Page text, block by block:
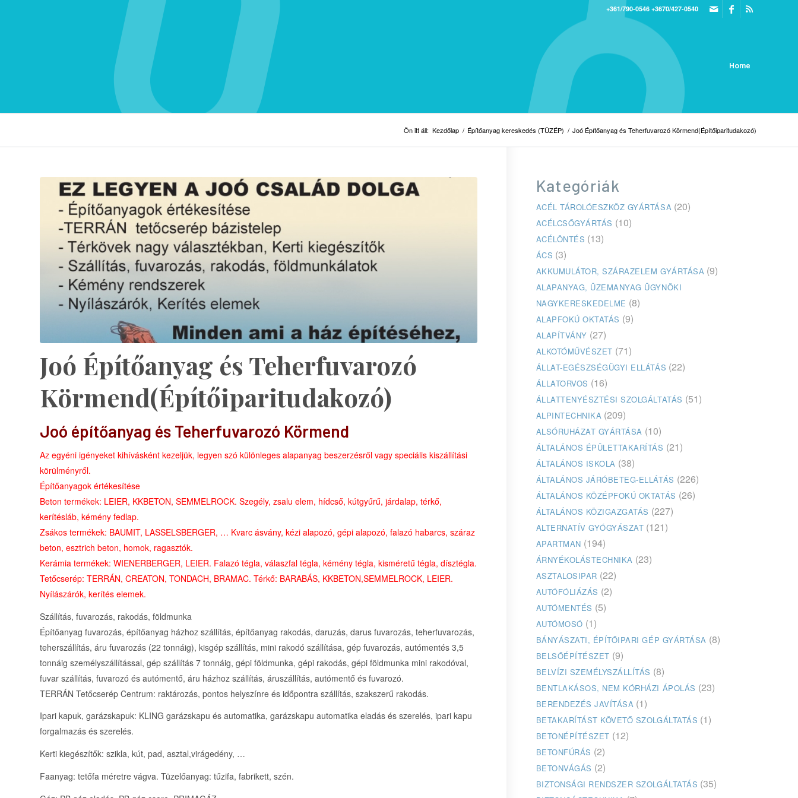
+361/790-0546 +3670/427-0540
Home
Ön itt áll: Kezdőlap / Építőanyag kereskedés (TÜZÉP) / Joó Építőanyag és Teherfuvarozó Körmend(Építőiparitudakozó)
Joó Építőanyag és Teherfuvarozó
Körmend(Építőiparitudakozó)
Joó építőanyag és Teherfuvarozó Körmend
Az egyéni igényeket kihívásként kezeljük, legyen szó különleges alapanyag beszerzésről vagy speciális kiszállítási
körülményről.
Építőanyagok értékesítése
Beton termékek: LEIER, KKBETON, SEMMELROCK. Szegély, zsalu elem, hídcső, kútgyűrű, járdalap, térkő,
kerítésláb, kémény fedlap.
Zsákos termékek: BAUMIT, LASSELSBERGER, … Kvarc ásvány, kézi alapozó, gépi alapozó, falazó habarcs, száraz
beton, esztrich beton, homok, ragasztók.
Kerámia termékek: WIENERBERGER, LEIER. Falazó tégla, válaszfal tégla, kémény tégla, kisméretű tégla, dísztégla.
Tetőcserép: TERRÁN, CREATON, TONDACH, BRAMAC. Térkő: BARABÁS, KKBETON,SEMMELROCK, LEIER.
Nyílászárók, kerítés elemek.
Szállítás, fuvarozás, rakodás, földmunka
Építőanyag fuvarozás, építőanyag házhoz szállítás, építőanyag rakodás, daruzás, darus fuvarozás, teherfuvarozás,
teherszállítás, áru fuvarozás (22 tonnáig), kisgép szállítás, mini rakodó szállítása, gép fuvarozás, autómentés 3,5
tonnáig személyszállítással, gép szállítás 7 tonnáig, gépi földmunka, gépi rakodás, gépi földmunka mini rakodóval,
fuvar szállítás, fuvarozó és autómentő, áru házhoz szállítás, áruszállítás, autómentő és fuvarozó.
TERRÁN Tetőcserép Centrum: raktározás, pontos helyszínre és időpontra szállítás, szakszerű rakodás.
Ipari kapuk, garázskapuk: KLING garázskapu és automatika, garázskapu automatika eladás és szerelés, ipari kapu
forgalmazás és szerelés.
Kerti kiegészítők: szikla, kút, pad, asztal,virágedény, …
Faanyag: tetőfa méretre vágva. Tüzelőanyag: tűzifa, fabrikett, szén.
Kategóriák
ACÉL TÁROLÓESZKÖZ GYÁRTÁSA (20)
ACÉLCSŐGYÁRTÁS (10)
ACÉLÖNTÉS (13)
ÁCS (3)
AKKUMULÁTOR, SZÁRAZELEM GYÁRTÁSA (9)
ALAPANYAG, ÜZEMANYAG ÜGYNÖKI
NAGYKERESKEDELME (8)
ALAPFOKÚ OKTATÁS (9)
ALAPÍTVÁNY (27)
ALKOTÓMŰVÉSZET (71)
ÁLLAT-EGÉSZSÉGÜGYI ELLÁTÁS (22)
ÁLLATORVOS (16)
ÁLLATTENYÉSZTÉSI SZOLGÁLTATÁS (51)
ALPINTECHNIKA (209)
ALSÓRUHÁZAT GYÁRTÁSA (10)
ÁLTALÁNOS ÉPÜLETTAKARÍTÁS (21)
ÁLTALÁNOS ISKOLA (38)
ÁLTALÁNOS JÁRÓBETEG-ELLÁTÁS (226)
ÁLTALÁNOS KÖZÉPFOKÚ OKTATÁS (26)
ÁLTALÁNOS KÖZIGAZGATÁS (227)
ALTERNATÍV GYÓGYÁSZAT (121)
APARTMAN (194)
ÁRNYÉKOLÁSTECHNIKA (23)
ASZTALOSIPAR (22)
AUTÓFÓLIÁZÁS (2)
AUTÓMENTÉS (5)
AUTÓMOSÓ (1)
BÁNYÁSZATI, ÉPÍTŐIPARI GÉP GYÁRTÁSA (8)
BELSŐÉPÍTÉSZET (9)
BELVÍZI SZEMÉLYSZÁLLÍTÁS (8)
BENTLAKÁSOS, NEM KÓRHÁZI ÁPOLÁS (23)
BERENDEZÉS JAVÍTÁSA (1)
BETAKARÍTÁST KÖVETŐ SZOLGÁLTATÁS (1)
BETONÉPÍTÉSZET (12)
BETONFÚRÁS (2)
BETONVÁGÁS (2)
BIZTONSÁGI RENDSZER SZOLGÁLTATÁS (35)